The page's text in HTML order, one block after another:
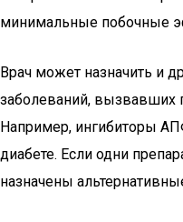
минимальные побочные
Врач может назначить и
заболеваний,
Например, ингибиторы
диабете. Если одни
назначены